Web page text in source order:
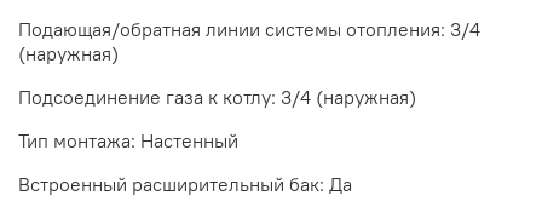
Подающая/обратная линии системы отопления: 3/4
(наружная)
Подсоединение газа к котлу: 3/4 (наружная)
Тип монтажа: Настенный
Встроенный расширительный бак: Да